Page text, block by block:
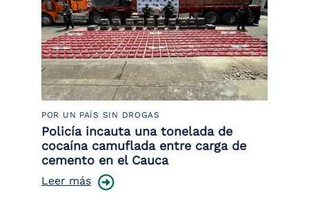
POR UN PAÍS SIN DROGAS
Policía incauta una tonelada de
cocaína camuflada entre carga de
cemento en el Cauca
Leer más